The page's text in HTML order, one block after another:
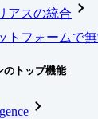
アスの統合
トフォームで
のトップ機能